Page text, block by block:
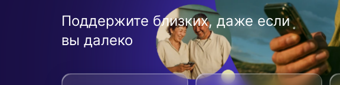
Поддержите близких, даже если
вы далеко